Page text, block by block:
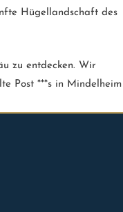
Hügellandschaft des
zu entdecken. Wir
Post ***s in Mindelheim